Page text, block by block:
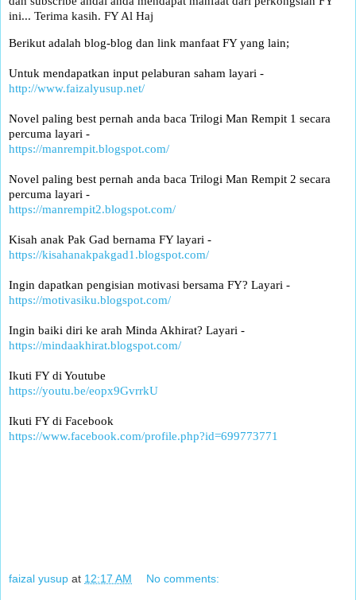
ini... Terima kasih. FY Al Haj
Berikut adalah blog-blog dan link manfaat FY yang lain;
Untuk mendapatkan input pelaburan saham layari -
http://www.faizalyusup.net/
Novel paling best pernah anda baca Trilogi Man Rempit 1 secara
percuma layari -
https://manrempit.blogspot.com/
Novel paling best pernah anda baca Trilogi Man Rempit 2 secara
percuma layari -
https://manrempit2.blogspot.com/
Kisah anak Pak Gad bernama FY layari -
https://kisahanakpakgad1.blogspot.com/
Ingin dapatkan pengisian motivasi bersama FY? Layari -
https://motivasiku.blogspot.com/
Ingin baiki diri ke arah Minda Akhirat? Layari -
https://mindaakhirat.blogspot.com/
Ikuti FY di Youtube
https://youtu.be/eopx9GvrrkU
Ikuti FY di Facebook
https://www.facebook.com/profile.php?id=699773771
faizal yusup at 12:17 AM No comments: